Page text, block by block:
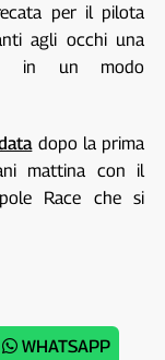
per il pilota
agli occhi una
in un modo
dopo la prima
mattina con il
Race che si
WHATSAPP